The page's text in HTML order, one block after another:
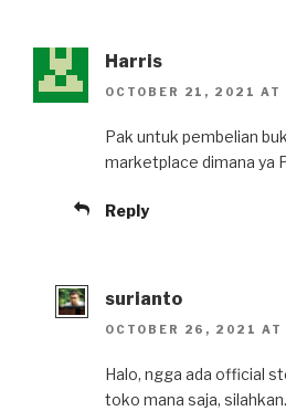
Harris
OCTOBER 21, 2021 AT
Pak untuk pembelian
marketplace dimana ya
Reply
surianto
OCTOBER 26, 2021 AT
Halo, ngga ada official
toko mana saja, silahkan.